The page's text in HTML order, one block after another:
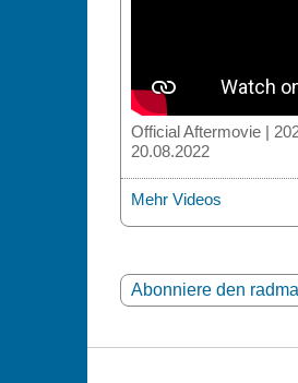
Official Aftermovie |
20.08.2022
Mehr Videos
Abonniere den